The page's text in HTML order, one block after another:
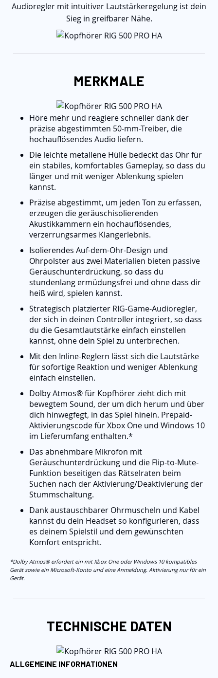
Audioregler mit intuitiver Lautstärkeregelung ist dein
Sieg in greifbarer Nähe.
MERKMALE
Höre mehr und reagiere schneller dank der
präzise abgestimmten 50-mm-Treiber, die
hochauflösendes Audio liefern.
Die leichte metallene Hülle bedeckt das Ohr für
ein stabiles, komfortables Gameplay, so dass du
länger und mit weniger Ablenkung spielen
kannst.
Präzise abgestimmt, um jeden Ton zu erfassen,
erzeugen die geräuschisolierenden
Akustikkammern ein hochauflösendes,
verzerrungsarmes Klangerlebnis.
Isolierendes Auf-dem-Ohr-Design und
Ohrpolster aus zwei Materialien bieten passive
Geräuschunterdrückung, so dass du
stundenlang ermüdungsfrei und ohne dass dir
heiß wird, spielen kannst.
Strategisch platzierter RIG-Game-Audioregler,
der sich in deinen Controller integriert, so dass
du die Gesamtlautstärke einfach einstellen
kannst, ohne dein Spiel zu unterbrechen.
Mit den Inline-Reglern lässt sich die Lautstärke
für sofortige Reaktion und weniger Ablenkung
einfach einstellen.
Dolby Atmos® für Kopfhörer zieht dich mit
bewegtem Sound, der um dich herum und über
dich hinwegfegt, in das Spiel hinein. Prepaid-
Aktivierungscode für Xbox One und Windows 10
im Lieferumfang enthalten.*
Das abnehmbare Mikrofon mit
Geräuschunterdrückung und die Flip-to-Mute-
Funktion beseitigen das Rätselraten beim
Suchen nach der Aktivierung/Deaktivierung der
Stummschaltung.
Dank austauschbarer Ohrmuscheln und Kabel
kannst du dein Headset so konfigurieren, dass
es deinem Spielstil und dem gewünschten
Komfort entspricht.
*Dolby Atmos® erfordert ein mit Xbox One oder Windows 10 kompatibles
Gerät sowie ein Microsoft-Konto und eine Anmeldung. Aktivierung nur für ein
Gerät.
TECHNISCHE DATEN
ALLGEMEINE INFORMATIONEN